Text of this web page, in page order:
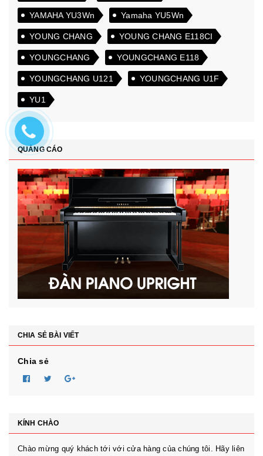
YAMAHA YU3Wn Yamaha YU5Wn
YOUNG CHANG YOUNG CHANG E118CI
YOUNGCHANG YOUNGCHANG E118
YOUNGCHANG U121 YOUNGCHANG U1F
YU1
QUẢNG CÁO
CHIA SẺ BÀI VIẾT
Chia sẻ
KÍNH CHÀO
Chào mừng quý khách tới với cửa hàng của chúng tôi. Hãy liên